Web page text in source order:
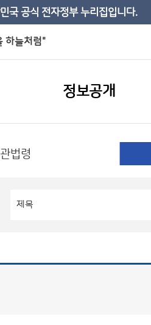
국 공식 전자정부 누리집입니다.
하늘처럼"
정보공개
법령